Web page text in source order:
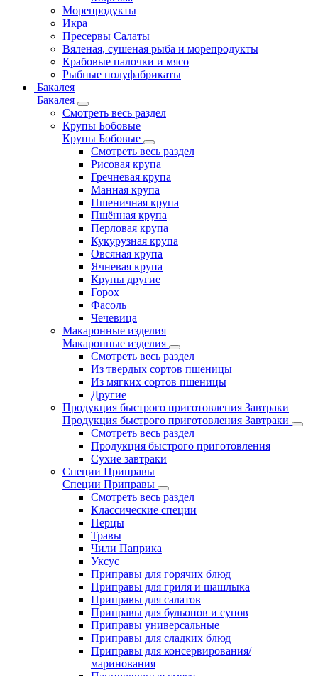
Морепродукты
Икра
Пресервы Салаты
Вяленая, сушеная рыба и морепродукты
Крабовые палочки и мясо
Рыбные полуфабрикаты
Бакалея
Бакалея
Смотреть весь раздел
Крупы Бобовые
Крупы Бобовые
Смотреть весь раздел
Рисовая крупа
Гречневая крупа
Манная крупа
Пшеничная крупа
Пшённая крупа
Перловая крупа
Кукурузная крупа
Овсяная крупа
Ячневая крупа
Крупы другие
Горох
Фасоль
Чечевица
Макаронные изделия
Макаронные изделия
Смотреть весь раздел
Из твердых сортов пшеницы
Из мягких сортов пшеницы
Другие
Продукция быстрого приготовления Завтраки
Продукция быстрого приготовления Завтраки
Смотреть весь раздел
Продукция быстрого приготовления
Сухие завтраки
Специи Приправы
Специи Приправы
Смотреть весь раздел
Классические специи
Перцы
Травы
Чили Паприка
Уксус
Приправы для горячих блюд
Приправы для гриля и шашлыка
Приправы для салатов
Приправы для бульонов и супов
Приправы универсальные
Приправы для сладких блюд
Приправы для консервирования/
маринования